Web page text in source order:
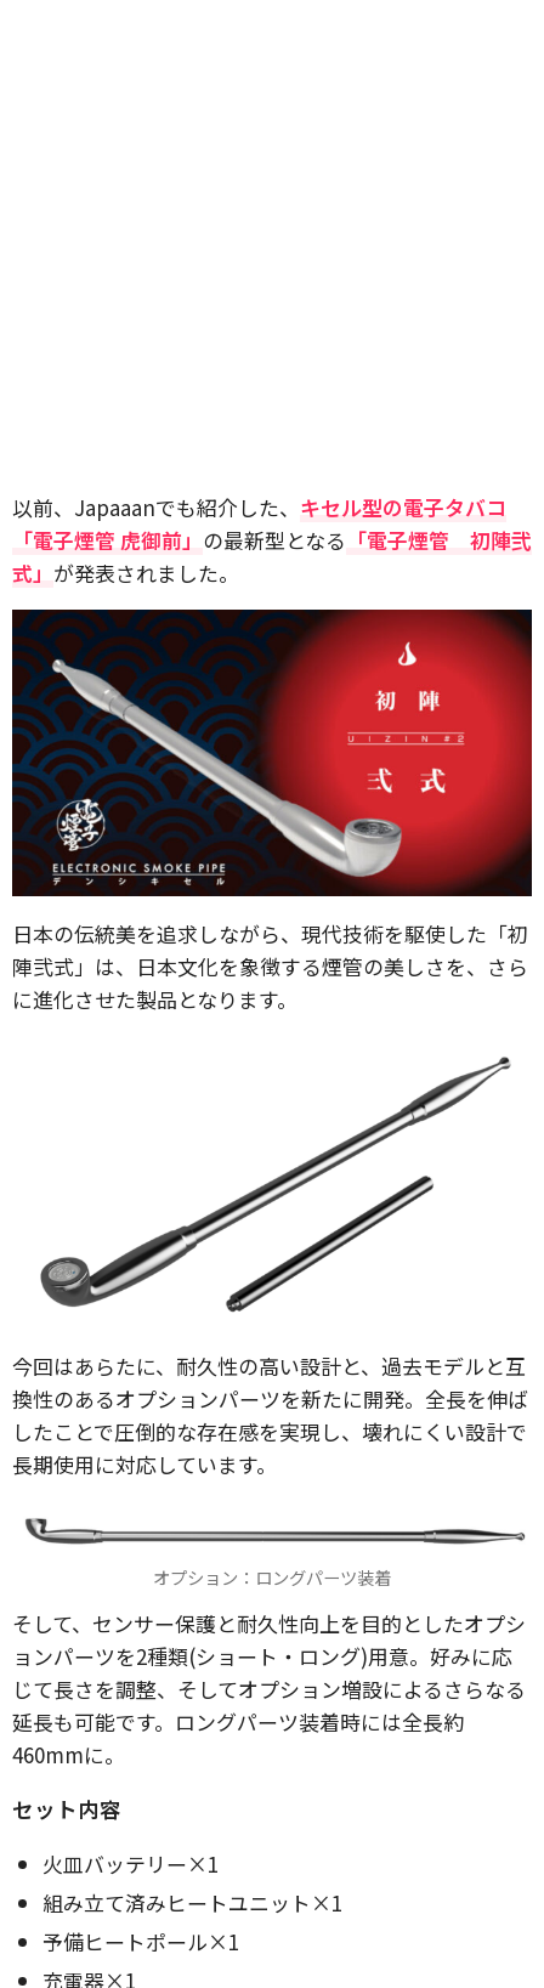
以前、Japaaanでも紹介した、 キセル型の電子タバコ
「電子煙管 虎御前」 の最新型となる 「電子煙管 初陣弐
式」 が発表されました。
日本の伝統美を追求しながら、現代技術を駆使した「初
陣弐式」は、日本文化を象徴する煙管の美しさを、さら
に進化させた製品となります。
今回はあらたに、耐久性の高い設計と、過去モデルと互
換性のあるオプションパーツを新たに開発。全長を伸ば
したことで圧倒的な存在感を実現し、壊れにくい設計で
長期使用に対応しています。
オプション：ロングパーツ装着
そして、センサー保護と耐久性向上を目的としたオプシ
ョンパーツを2種類(ショート・ロング)用意。好みに応
じて長さを調整、そしてオプション増設によるさらなる
延長も可能です。ロングパーツ装着時には全長約
460mmに。
セット内容
火皿バッテリー×1
組み立て済みヒートユニット×1
予備ヒートポール×1
充電器×1